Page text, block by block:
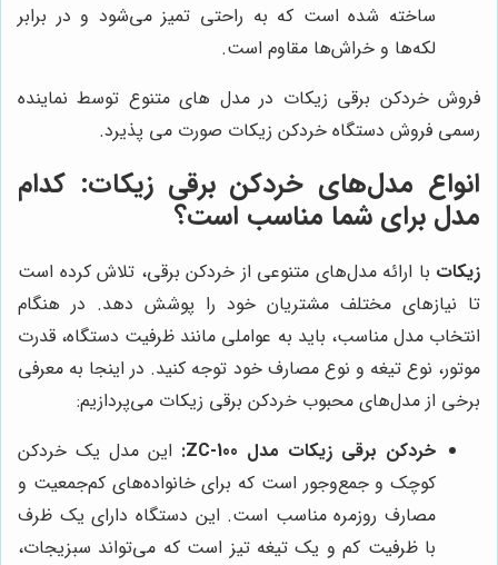
ساخته شده است که به راحتی تمیز می‌شود و در برابر
لکه‌ها و خراش‌ها مقاوم است.
فروش خردکن برقی زیکات در مدل های متنوع توسط نماینده
رسمی فروش دستگاه خردکن زیکات صورت می پذیرد.
انواع مدل‌های خردکن برقی زیکات: کدام
مدل برای شما مناسب است؟
زیکات با ارائه مدل‌های متنوعی از خردکن برقی، تلاش کرده است
تا نیازهای مختلف مشتریان خود را پوشش دهد. در هنگام
انتخاب مدل مناسب، باید به عواملی مانند ظرفیت دستگاه، قدرت
موتور، نوع تیغه و نوع مصارف خود توجه کنید. در اینجا به معرفی
برخی از مدل‌های محبوب خردکن برقی زیکات می‌پردازیم:
خردکن برقی زیکات مدل ZC-100:
این مدل یک خردکن
کوچک و جمع‌وجور است که برای خانواده‌های کم‌جمعیت و
مصارف روزمره مناسب است. این دستگاه دارای یک ظرف
با ظرفیت کم و یک تیغه تیز است که می‌تواند سبزیجات،